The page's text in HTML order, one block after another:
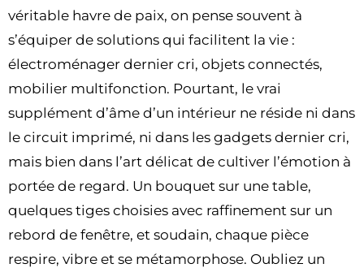
véritable havre de paix, on pense souvent à
s’équiper de solutions qui facilitent la vie :
électroménager dernier cri, objets connectés,
mobilier multifonction. Pourtant, le vrai
supplément d’âme d’un intérieur ne réside ni dans
le circuit imprimé, ni dans les gadgets dernier cri,
mais bien dans l’art délicat de cultiver l’émotion à
portée de regard. Un bouquet sur une table,
quelques tiges choisies avec raffinement sur un
rebord de fenêtre, et soudain, chaque pièce
respire, vibre et se métamorphose. Oubliez un